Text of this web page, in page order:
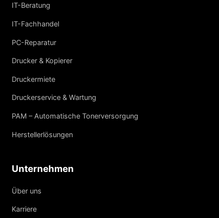
IT-Beratung
IT-Fachhandel
PC-Reparatur
Drucker & Kopierer
Druckermiete
Druckerservice & Wartung
PAM – Automatische Tonerversorgung
Herstellerlösungen
Unternehmen
Über uns
Karriere